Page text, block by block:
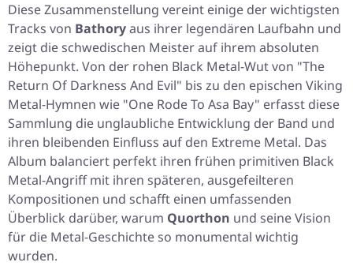
Diese Zusammenstellung vereint einige der wichtigsten
Tracks von Bathoryaus ihrer legendären Laufbahn und
zeigt die schwedischen Meister auf ihrem absoluten
Höhepunkt. Von der rohen Black Metal-Wut von "The
Return Of Darkness And Evil" bis zu den epischen Viking
Metal-Hymnen wie "One Rode To Asa Bay" erfasst diese
Sammlung die unglaubliche Entwicklung der Band und
ihren bleibenden Einfluss auf den Extreme Metal. Das
Album balanciert perfekt ihren frühen primitiven Black
Metal-Angriff mit ihren späteren, ausgefeilteren
Kompositionen und schafft einen umfassenden
Überblick darüber, warum Quorthon und seine Vision
für die Metal-Geschichte so monumental wichtig
wurden.